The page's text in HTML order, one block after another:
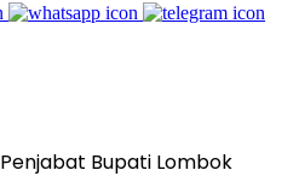
Penjabat Bupati Lombok